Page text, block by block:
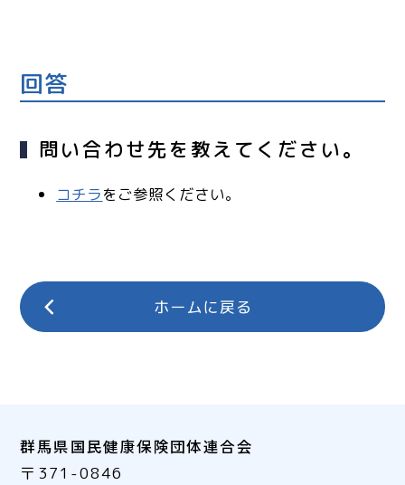
回答
問い合わせ先を教えてください。
コチラをご参照ください。
群馬県国民健康保険団体連合会
〒371-0846